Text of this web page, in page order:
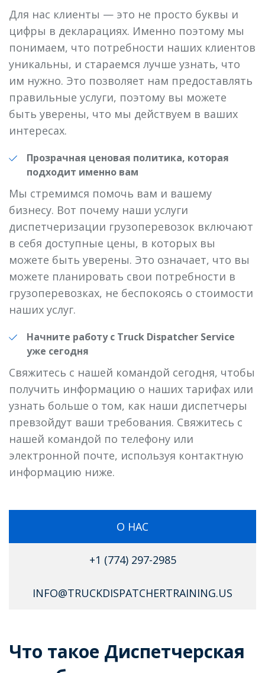
Для нас клиенты — это не просто буквы и
цифры в декларациях. Именно поэтому мы
понимаем, что потребности наших клиентов
уникальны, и стараемся лучше узнать, что
им нужно. Это позволяет нам предоставлять
правильные услуги, поэтому вы можете
быть уверены, что мы действуем в ваших
интересах.
Прозрачная ценовая политика, которая
подходит именно вам
Мы стремимся помочь вам и вашему
бизнесу. Вот почему наши услуги
диспетчеризации грузоперевозок включают
в себя доступные цены, в которых вы
можете быть уверены. Это означает, что вы
можете планировать свои потребности в
грузоперевозках, не беспокоясь о стоимости
наших услуг.
Начните работу с Truck Dispatcher Service
уже сегодня
Свяжитесь с нашей командой сегодня, чтобы
получить информацию о наших тарифах или
узнать больше о том, как наши диспетчеры
превзойдут ваши требования. Свяжитесь с
нашей командой по телефону или
электронной почте, используя контактную
информацию ниже.
О НАС
+1 (774) 297-2985
INFO@TRUCKDISPATCHERTRAINING.US
Что такое Диспетчерская